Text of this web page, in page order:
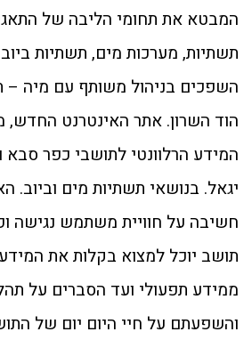
המבטא את תחומי הליבה של
תשתיות, מערכות מים, תשתיות ביוב
השפכים בניהול משותף עם מיה –
הוד השרון. אתר האינטרנט החדש,
המידע הרלוונטי לתושבי כפר סבא
יגאל. בנושאי תשתיות מים וביוב.
חשיבה על חוויית משתמש נגישה
תושב יוכל למצוא בקלות את
ממידע תפעולי ועד הסברים על
והשפעתם על חיי היום יום של